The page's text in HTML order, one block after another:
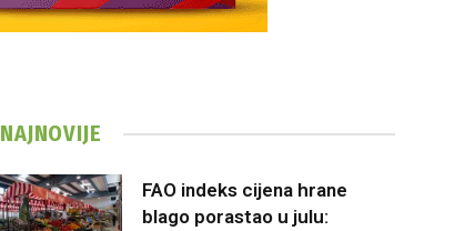
NAJNOVIJE
FAO indeks cijena hrane
blago porastao u julu: